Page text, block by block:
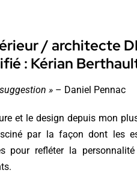
/ architecte
: Kérian
»– Daniel Pennac
et le design depuis mon
par la façon dont les
pour refléter la